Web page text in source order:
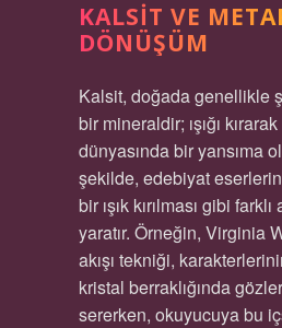
KALSIT VE
DÖNÜŞÜM
Kalsit, doğada genellikle
bir mineraldir; ışığı
dünyasında bir yansıma
şekilde, edebiyat
bir ışık kırılması gibi
yaratır. Örneğin, Virginia
akışı tekniği,
kristal berraklığında
sererken, okuyucuya bu